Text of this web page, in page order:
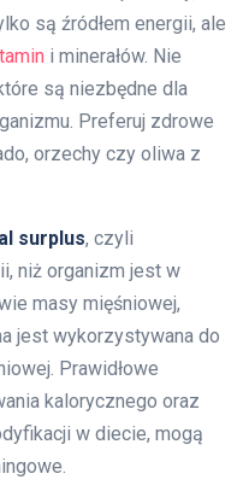
są źródłem energii, ale
i minerałów. Nie
są niezbędne dla
Preferuj zdrowe
orzechy czy oliwa z
surplus, czyli
niż organizm jest w
masy mięśniowej,
jest wykorzystywana do
Prawidłowe
kalorycznego oraz
w diecie, mogą